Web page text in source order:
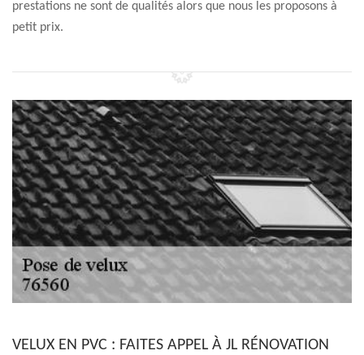
prestations ne sont de qualités alors que nous les proposons à
petit prix.
VELUX EN PVC : FAITES APPEL À JL RÉNOVATION